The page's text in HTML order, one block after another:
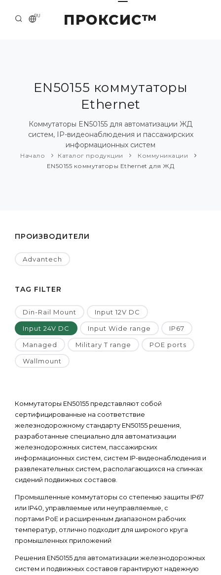
ПРОКСИС™
RU
О КОМПАНИИ
ПРИМЕРЫ И РЕШЕНИЯ
КАТАЛОГ ПРОДУКЦИИ
ПРЕСС-ЦЕНТР
EN50155 коммутаторы
Ethernet
Коммутаторы EN50155 для автоматизации ЖД
систем, IP-видеонаблюдения и пассажирских
информационных систем
Начало Каталог продукции
Коммуникации
EN50155 коммутаторы Ethernet для ЖД
ПРОИЗВОДИТЕЛИ
Advantech
TAG FILTER
Din-Rail Mount Input 12V DC
Input 24V DC Input Wide range IP67
Managed Military T range POE ports
Wallmount
Коммутаторы EN50155 представляют собой
сертифицированные на соответствие
железнодорожному стандарту EN50155 решения,
разработанные специально для автоматизации
железнодорожных систем, пассажирских
информационных систем, систем IP-видеонаблюдения и
развлекательных систем, располагающихся на спинках
сидений подвижных составов.
Промышленные коммутаторы со степенью защиты IP67
или IP40, управляемые или неуправляемые, с
портами PoE и расширенным диапазоном рабочих
температур, отлично подходит для широкого круга
промышленных приложений
Решения EN50155 для автоматизации железнодорожных
систем и подвижных составов гарантируют надежную